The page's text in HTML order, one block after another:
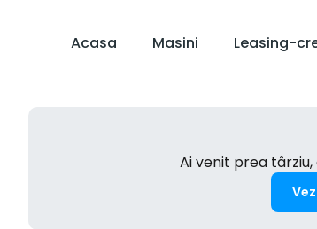
Acasa Masini Leasing-
Ai venit prea